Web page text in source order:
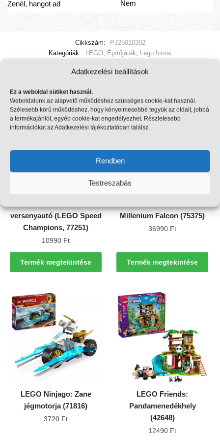
Adatkezelési beállítások
Ez a weboldal sütiket használ.
Weboldalunk az alapvető működéshez szükséges cookie-kat használ.
Szélesebb körű működéshez, hogy kényelmesebbé tegyük az oldalt, jobbá
a termékajánlót, egyéb cookie-kat engedélyezhet. Részletesebb
információkat az Adatkezelési tájékoztatóban találsz.
Rendben
Testreszabás
Zenél, hangot ad Nem
Cikkszám:
PJ25010302
Kategóriák:
LEGO, Építőjáték, Lego Icons
versenyautó (LEGO Speed
Champions, 77251)
10990 Ft
Termék megtekintése
Millenium Falcon (75375)
36990 Ft
Termék megtekintése
LEGO Ninjago: Zane
jégmotorja (71816)
3720 Ft
LEGO Friends:
Pandamenedékhely
(42648)
12490 Ft